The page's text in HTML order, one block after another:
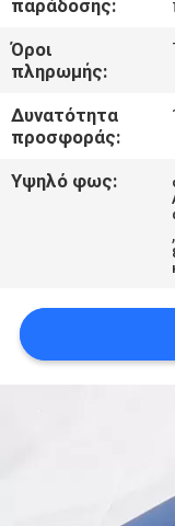
ΕΙΔΉΣΕΙΣ
SITEMAP
POLICY
παράδοσης:
Όροι
πληρωμής:
Δυνατότητα
προσφοράς:
Υψηλό φως:
,